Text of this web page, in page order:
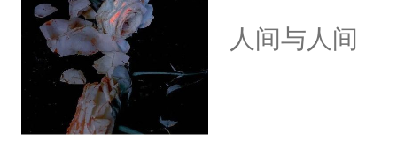
人间与人间